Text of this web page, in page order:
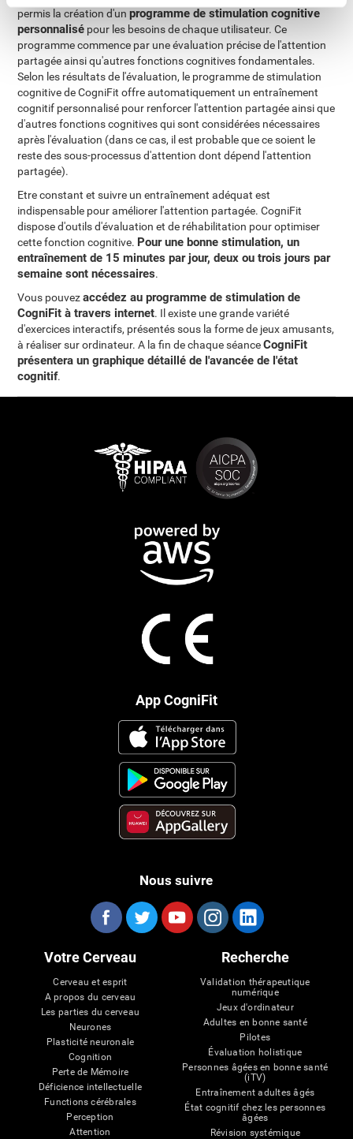
permis la création d'unprogramme de stimulation cognitive
personnalisé pour les besoins de chaque utilisateur. Ce
programme commence par une évaluation précise de l'attention
partagée ainsi qu'autres fonctions cognitives fondamentales.
Selon les résultats de l'évaluation, le programme de stimulation
cognitive de CogniFit offre automatiquement un entraînement
cognitif personnalisé pour renforcer l'attention partagée ainsi que
d'autres fonctions cognitives qui sont considérées nécessaires
après l'évaluation (dans ce cas, il est probable que ce soient le
reste des sous-processus d'attention dont dépend l'attention
partagée).
Etre constant et suivre un entraînement adéquat est
indispensable pour améliorer l'attention partagée. CogniFit
dispose d'outils d'évaluation et de réhabilitation pour optimiser
cette fonction cognitive. Pour une bonne stimulation, un
entraînement de 15 minutes par jour, deux ou trois jours par
semaine sont nécessaires.
Vous pouvezaccédez au programme de stimulation de
CogniFit à travers internet. Il existe une grande variété
d'exercices interactifs, présentés sous la forme de jeux amusants,
à réaliser sur ordinateur. A la fin de chaque séanceCogniFit
présentera un graphique détaillé de l'avancée de l'état
cognitif.
App CogniFit
Nous suivre
Votre Cerveau
Cerveau et esprit
A propos du cerveau
Les parties du cerveau
Neurones
Plasticité neuronale
Cognition
Perte de Mémoire
Déficience intellectuelle
Functions cérébrales
Perception
Attention
Recherche
Validation thérapeutique
numérique
Jeux d'ordinateur
Adultes en bonne santé
Pilotes
Évaluation holistique
Personnes âgées en bonne santé
(iTV)
Entraînement adultes âgés
État cognitif chez les personnes
âgées
Révision systémique